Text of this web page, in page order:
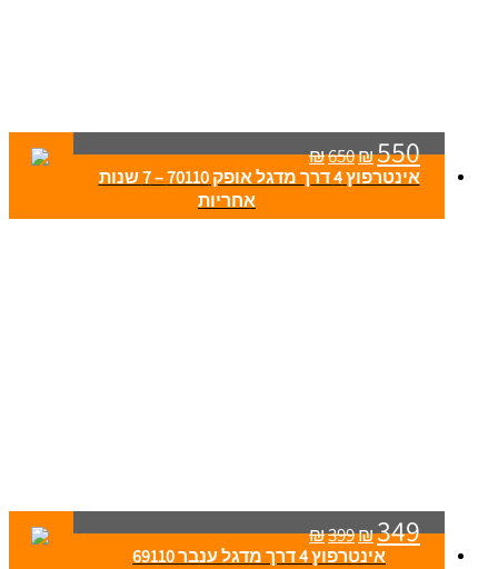
₪650₪550
אינטרפוץ 4 דרך מדגל אופק 70110 – 7 שנות
אחריות
₪399₪349
אינטרפוץ 4 דרך מדגל ענבר 69110